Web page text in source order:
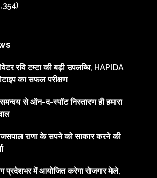
रवि टम्टा की बड़ी उपलब्धि, HAPIDA
का सफल परीक्षण
से ऑन-द-स्पॉट निस्तारण ही हमारा
जसपाल राणा के सपने को साकार करने की
प्रदेशभर में आयोजित करेगा रोजगार मेले,